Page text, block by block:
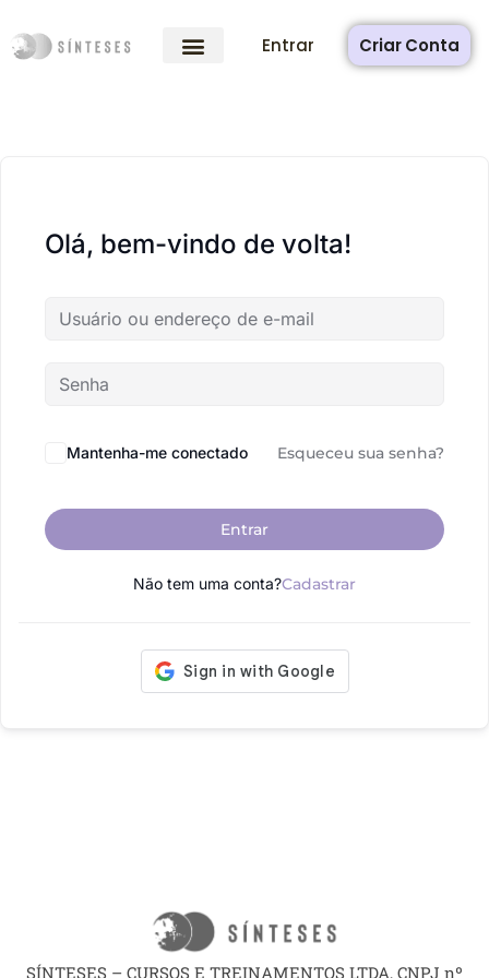
Entrar Criar Conta
Olá, bem-vindo de volta!
Mantenha-me conectado Esqueceu sua senha?
Entrar
Não tem uma conta?Cadastrar
SÍNTESES – CURSOS E TREINAMENTOS LTDA, CNPJ nº